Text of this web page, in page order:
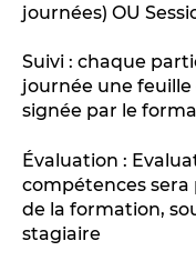
journées) OU
Suivi : chaque
journée une
signée par le
Évaluation :
compétences sera
de la formation,
stagiaire